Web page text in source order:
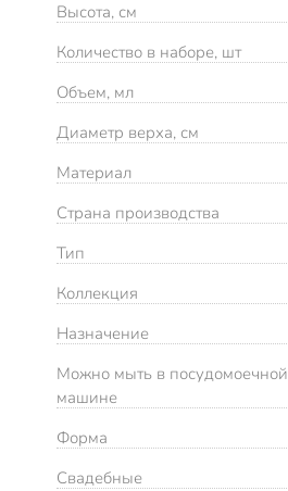
Высота, см
Количество в наборе, шт
Объем, мл
Диаметр верха, см
Материал
Страна производства
Тип
Коллекция
Назначение
Можно мыть в посудомоечной
машине
Форма
Свадебные